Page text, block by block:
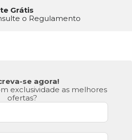
Sem Juros
Cartão de Crédito
à Sexta das 8h30 às 17h
se agora!
exclusividade as melhores
ofertas?